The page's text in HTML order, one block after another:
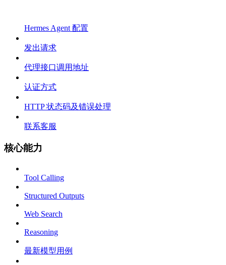
Hermes Agent 配置
发出请求
代理接口调用地址
认证方式
HTTP 状态码及错误处理
联系客服
核心能力
Tool Calling
Structured Outputs
Web Search
Reasoning
最新模型用例